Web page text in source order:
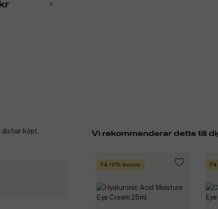
Vi rekommenderar detta till
Få 10% bonus
har köpt.